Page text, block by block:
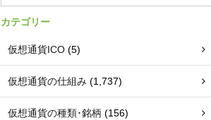
カテゴリー
仮想通貨ICO (5)
仮想通貨の仕組み (1,737)
仮想通貨の種類･銘柄 (156)